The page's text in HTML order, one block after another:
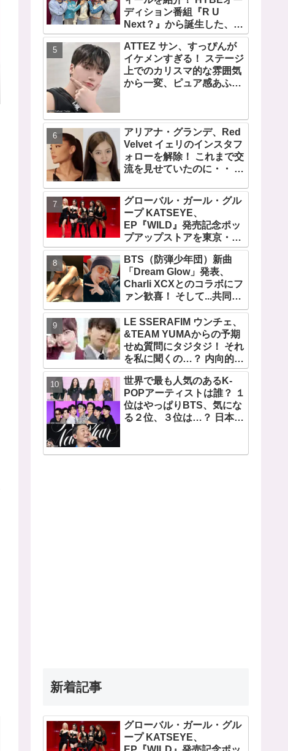
ディション番組『R U
Next？』から誕生した、日
本人のイロハとモカを含む
5人組ガールズグループ！
デビュー曲「Magnetic」が
いきなりの大ヒット
ATTEZ サン、すっぴんが
イケメンすぎる！ ステージ
上でのカリスマ的な雰囲気
から一変、ピュア感あふれ
アリアナ・グランデ、Red
Velvet イェリのインスタフ
ォローを解除！ これまで交
流を見せていたのに・・ 一
由を推測
グローバル・ガール・グル
ープ KATSEYE、
EP『WILD』発売記念ポッ
プアップストアを東京・原
宿で開催 限定グッズも登
場
BTS（防弾少年団）新曲
「Dream Glow」発表、
Charli XCXとのコラボにフ
ァン歓喜！ そして...共同制
作者が明かすジミンへの思
い「彼の夢、そして彼の絶
望から生まれた歌」
LE SSERAFIM ウンチェ、
&TEAM YUMAからの予期
せぬ質問にタジタジ！ それ
を私に聞くの…？ 内向的で
あるからこそ答えに困る彼
女のリアクションがかわい
すぎる
世界で最も人気のあるK-
POPアーティストは誰？ １
位はやっぱりBTS、気にな
る２位、３位は…？ 日本の
の個性あふれるデータに注
新着記事
グローバル・ガール・グル
ープ KATSEYE、